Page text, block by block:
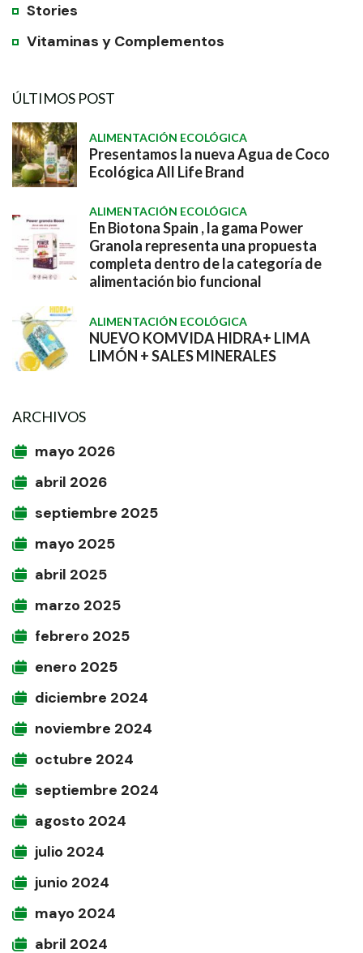
Stories
Vitaminas y Complementos
ÚLTIMOS POST
ALIMENTACIÓN ECOLÓGICA
Presentamos la nueva Agua de Coco
Ecológica All Life Brand
ALIMENTACIÓN ECOLÓGICA
En Biotona Spain , la gama Power
Granola representa una propuesta
completa dentro de la categoría de
alimentación bio funcional
ALIMENTACIÓN ECOLÓGICA
NUEVO KOMVIDA HIDRA+ LIMA
LIMÓN + SALES MINERALES
ARCHIVOS
mayo 2026
abril 2026
septiembre 2025
mayo 2025
abril 2025
marzo 2025
febrero 2025
enero 2025
diciembre 2024
noviembre 2024
octubre 2024
septiembre 2024
agosto 2024
julio 2024
junio 2024
mayo 2024
abril 2024